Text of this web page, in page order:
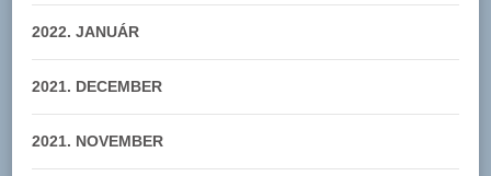
2022. JANUÁR
2021. DECEMBER
2021. NOVEMBER